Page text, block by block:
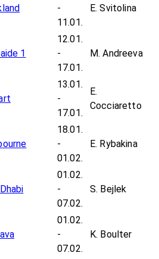
-
11.01.
E. Svitolina
1
12.01.
-
17.01.
M. Andreeva
13.01.
-
17.01.
E.
Cocciaretto
18.01.
-
01.02.
E. Rybakina
01.02.
-
07.02.
S. Bejlek
01.02.
-
07.02.
K. Boulter